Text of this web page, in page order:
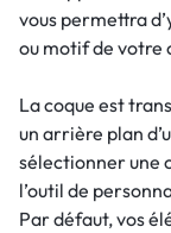
vous permettra
ou motif de votre
La coque est
un arrière plan
sélectionner une
l’outil de
Par défaut, vos